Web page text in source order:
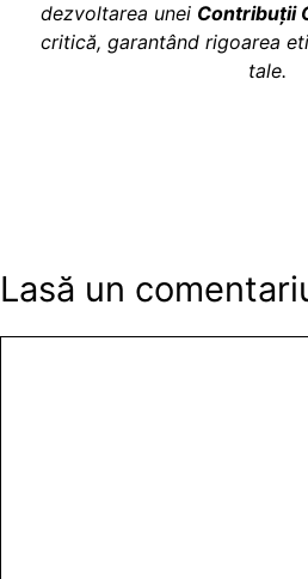
dezvoltarea unei Contribuții
critică, garantând rigoarea
tale.
Lasă un